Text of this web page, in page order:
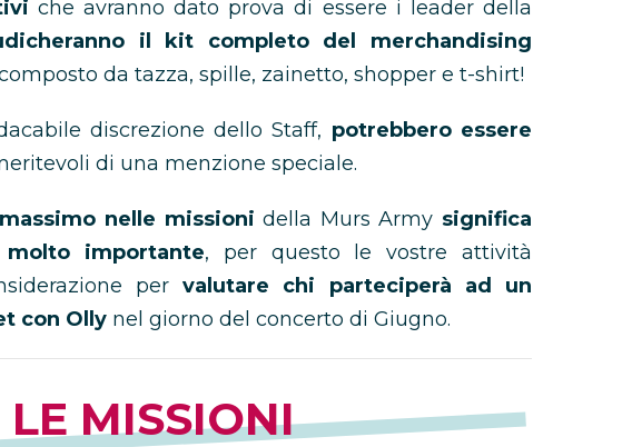
che avranno dato prova di essere i leader della
il kit completo del merchandising
da tazza, spille, zainetto, shopper e t-shirt!
discrezione dello Staff, potrebbero essere
di una menzione speciale.
nelle missioni della Murs Army significa
importante, per questo le vostre attività
pervalutare chi parteciperà ad un
con Olly nel giorno del concerto di Giugno.
LE MISSIONI